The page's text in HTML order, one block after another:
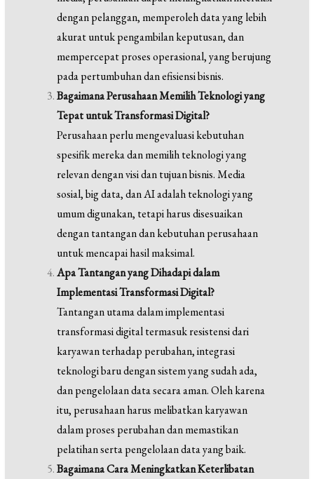
dengan pelanggan, memperoleh data yang lebih
akurat untuk pengambilan keputusan, dan
mempercepat proses operasional, yang berujung
pada pertumbuhan dan efisiensi bisnis.
Bagaimana Perusahaan Memilih Teknologi yang
Tepat untuk Transformasi Digital?
Perusahaan perlu mengevaluasi kebutuhan
spesifik mereka dan memilih teknologi yang
relevan dengan visi dan tujuan bisnis. Media
sosial, big data, dan AI adalah teknologi yang
umum digunakan, tetapi harus disesuaikan
dengan tantangan dan kebutuhan perusahaan
untuk mencapai hasil maksimal.
Apa Tantangan yang Dihadapi dalam
Implementasi Transformasi Digital?
Tantangan utama dalam implementasi
transformasi digital termasuk resistensi dari
karyawan terhadap perubahan, integrasi
teknologi baru dengan sistem yang sudah ada,
dan pengelolaan data secara aman. Oleh karena
itu, perusahaan harus melibatkan karyawan
dalam proses perubahan dan memastikan
pelatihan serta pengelolaan data yang baik.
Bagaimana Cara Meningkatkan Keterlibatan